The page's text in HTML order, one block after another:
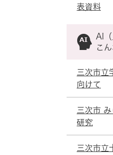
表資料
AI
こ
三次市立
向けて
三次市
研究
三次市立